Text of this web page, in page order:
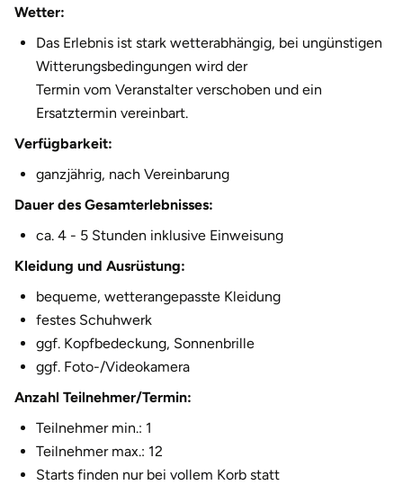
Wetter:
Das Erlebnis ist stark wetterabhängig, bei ungünstigen
Witterungsbedingungen wird der
Termin vom Veranstalter verschoben und ein
Ersatztermin vereinbart.
Verfügbarkeit:
ganzjährig, nach Vereinbarung
Dauer des Gesamterlebnisses:
ca. 4 - 5 Stunden inklusive Einweisung
Kleidung und Ausrüstung:
bequeme, wetterangepasste Kleidung
festes Schuhwerk
ggf. Kopfbedeckung, Sonnenbrille
ggf. Foto-/Videokamera
Anzahl Teilnehmer/Termin:
Teilnehmer min.: 1
Teilnehmer max.: 12
Starts finden nur bei vollem Korb statt